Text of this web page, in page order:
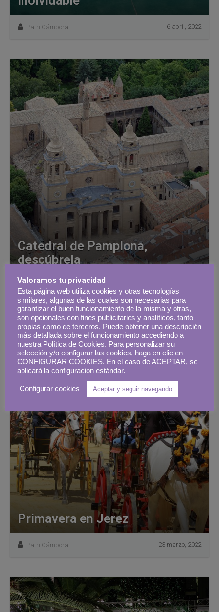
Patri Cámpora 6 abril, 2022
Catedral de Pamplona,
descúbrela
Verónica Quintanilla
Primavera en Jerez
Patri Cámpora 23 marzo, 2022
Valoramos tu privacidad
Esta página web utiliza cookies y otras tecnologías
similares, algunas de las cuales son necesarias para
garantizar el buen funcionamiento de la misma y otras,
son opcionales con fines publicitarios y analíticos, tanto
propias como de terceros. Puede obtener una descripción
más detallada sobre el funcionamiento accediendo a
nuestra Política de Cookies. Para personalizar su
selección y/o configurar las cookies, haga en clic en
CONFIGURAR COOKIES. En el caso de ACEPTAR, se
aplicará la configuración estándar.
Configurar cookies Aceptar y seguir navegando